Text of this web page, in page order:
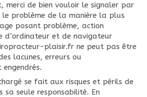
merci de bien vouloir le signaler par
le problème de la manière la plus
posant problème, action
d’ordinateur et de navigateur
plaisir.fr ne peut pas être
lacunes, erreurs ou
se fait aux risques et périls de
seule responsabilité. En